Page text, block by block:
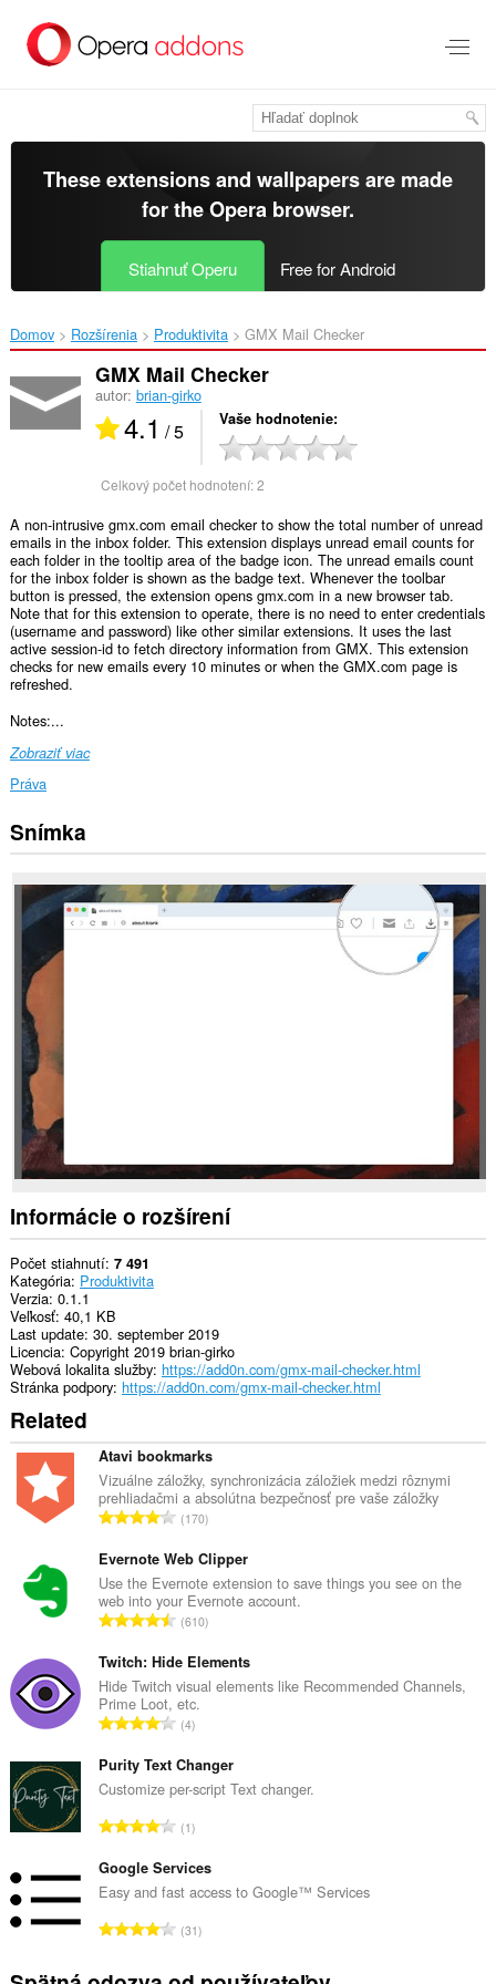
hlavný
These extensions and wallpapers are made
for theOpera browser.
Stiahnuť Operu Free for Android
Domov Rozšírenia Produktivita GMX Mail Checker‎
GMX Mail Checker
autor: brian-girko
4.1 / 5 Vaše hodnotenie
Celkový počet hodnotení:2
A non-intrusive gmx.com email checker to show the total number of unread
emails in the inbox folder. This extension displays unread email counts for
each folder in the tooltip area of the badge icon. The unread emails count
for the inbox folder is shown as the badge text. Whenever the toolbar
button is pressed, the extension opens gmx.com in a new browser tab.
Note that for this extension to operate, there is no need to enter credentials
(username and password) like other similar extensions. It uses the last
active session-id to fetch directory information from GMX. This extension
checks for new emails every 10 minutes or when the GMX.com page is
refreshed.
Notes:...
Zobraziť viac
Práva
Toto
rozšírenie
prístup
vašim
dátam
niektorých
webových
stránkach.
Toto
rozšírenie
dokáže
čítať
upravovať
vašu
históriu
prehliadania.
Snímka
Informácie o rozšírení
Počet stiahnutí 7 491
Kategória Produktivita
Verzia 0.1.1
Veľkosť 40,1 KB
Last update 30. september 2019
Licencia Copyright 2019 brian-girko
Webová lokalita služby https://add0n.com/gmx-mail-checker.html
Stránka podpory https://add0n.com/gmx-mail-checker.html
Related
Atavi bookmarks
Vizuálne záložky, synchronizácia záložiek medzi rôznymi
prehliadačmi a absolútna bezpečnosť pre vaše záložky
C
l
k
o
v
p
o
č
e
t
h
d
o
t
n
170
Evernote Web Clipper
Use the Evernote extension to save things you see on the
web into your Evernote account.
C
l
k
o
v
p
o
č
e
t
h
d
o
610
Twitch: Hide Elements
Hide Twitch visual elements like Recommended Channels,
Prime Loot, etc.
C
l
k
v
p
o
č
e
4
Purity Text Changer
Customize per-script Text changer.
C
l
k
v
1
Google Services
Easy and fast access to Google™ Services
C
l
31